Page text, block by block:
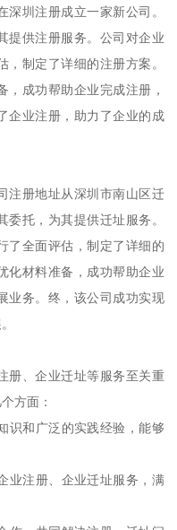
圳注册成立一家新公司。
提供注册服务。公司对企业
制定了详细的注册方案。
，成功帮助企业完成注册，
企业注册，助力了企业的成
注册地址从深圳市南山区迁
托，为其提供迁址服务。
了全面评估，制定了详细的
化材料准备，成功帮助企业
业务。终，该公司成功实现
册、企业迁址等服务至关重
方面：
识和广泛的实践经验，能够
业注册、企业迁址服务，满